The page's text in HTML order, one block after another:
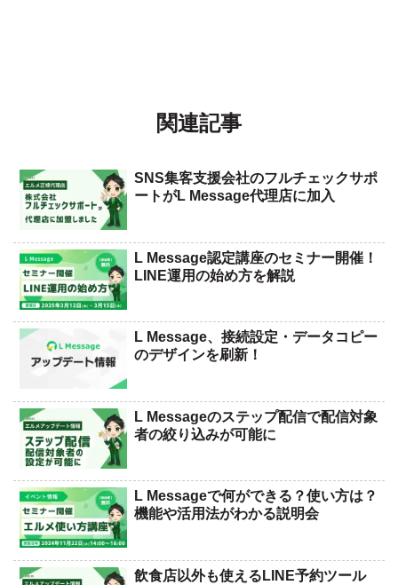
関連記事
SNS集客支援会社のフルチェックサポ
ートがL Message代理店に加入
L Message認定講座のセミナー開催！
LINE運用の始め方を解説
L Message、接続設定・データコピー
のデザインを刷新！
L Messageのステップ配信で配信対象
者の絞り込みが可能に
L Messageで何ができる？使い方は？
機能や活用法がわかる説明会
飲食店以外も使えるLINE予約ツール